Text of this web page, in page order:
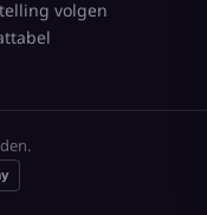
volgen